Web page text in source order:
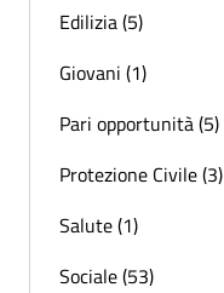
Edilizia (5)
Giovani (1)
Pari opportunità (5)
Protezione Civile (3)
Salute (1)
Sociale (53)